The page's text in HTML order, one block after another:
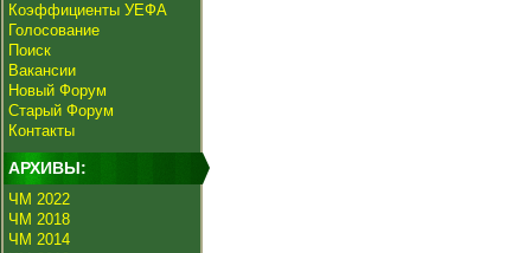
Коэффициенты УЕФА
Голосование
Поиск
Вакансии
Новый Форум
Старый Форум
Контакты
АРХИВЫ:
ЧМ 2022
ЧМ 2018
ЧМ 2014